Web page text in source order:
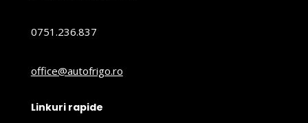
0751.236.837
office@autofrigo.ro
Linkuri rapide